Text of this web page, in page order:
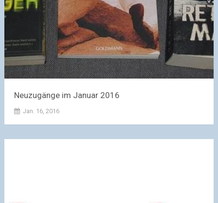
Neuzugänge im Januar 2016
Jan. 16, 2016